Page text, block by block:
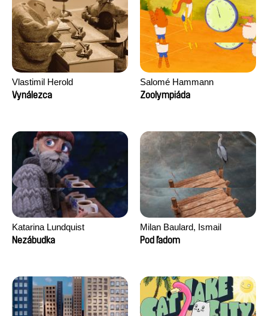
Vlastimil Herold
Vynálezca
Salomé Hammann
Zoolympiáda
Katarina Lundquist
Nezábudka
Milan Baulard, Ismail
Berrahma, Flore Dupont,
Pod ľadom